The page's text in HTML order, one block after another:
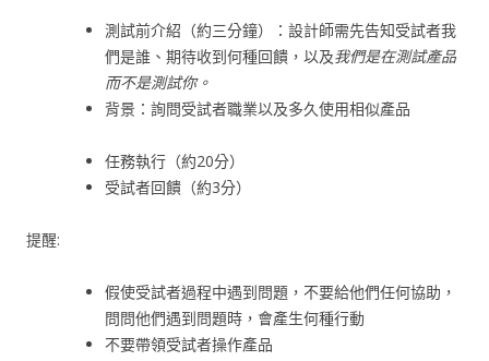
測試前介紹（約三分鐘）：設計師需先告知受試者我
們是誰、期待收到何種回饋，以及我們是在測試產品
而不是測試你。
背景：詢問受試者職業以及多久使用相似產品
任務執行（約20分）
受試者回饋（約3分）
提醒:
假使受試者過程中遇到問題，不要給他們任何協助，
問問他們遇到問題時，會產生何種行動
不要帶領受試者操作產品